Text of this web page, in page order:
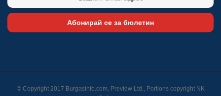
Абонирай се за бюлетин
© Copyright 2017 Burgasinfo.com, Preview Ltd., Portions copyright NK